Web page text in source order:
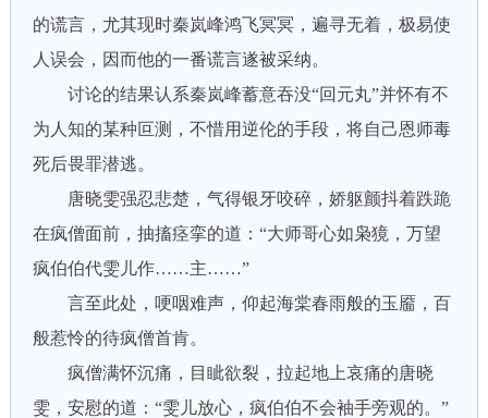
的谎言，尤其现时秦岚峰鸿飞冥冥，遍寻无着，极易使
人误会，因而他的一番谎言遂被采纳。
讨论的结果认系秦岚峰蓄意吞没“回元丸”并怀有不
为人知的某种叵测，不惜用逆伦的手段，将自己恩师毒
死后畏罪潜逃。
唐晓雯强忍悲楚，气得银牙咬碎，娇躯颤抖着跌跪
在疯僧面前，抽搐痉挛的道：“大师哥心如枭獍，万望
疯伯伯代雯儿作……主……”
言至此处，哽咽难声，仰起海棠春雨般的玉靥，百
般惹怜的待疯僧首肯。
疯僧满怀沉痛，目眦欲裂，拉起地上哀痛的唐晓
雯，安慰的道：“雯儿放心，疯伯伯不会袖手旁观的。”